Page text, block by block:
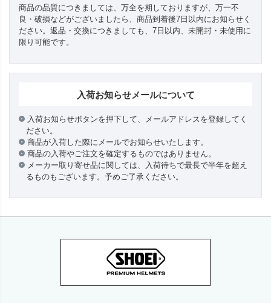
商品の品質につきましては、万全を期しておりますが、万一不
良・破損などがございましたら、商品到着後7日以内にお知らせく
ださい。返品・交換につきましても、7日以内、未開封・未使用に
限り可能です。
入荷お知らせメールについて
入荷お知らせボタンを押下して、メールアドレスを登録してく
ださい。
商品が入荷した際にメールでお知らせいたします。
商品の入荷やご注文を確定するものではありません。
メーカー取り寄せ品に関しては、入荷待ちで最長で半年を超え
るものもございます。予めご了承ください。